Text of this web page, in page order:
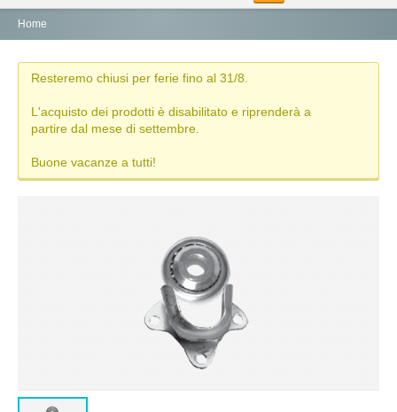
PRENDERE LE MISURE
TAPPARELLA IN PVC
TAPPARELLA IN ALLUMINIO
Home
Resteremo chiusi per ferie fino al 31/8.
L'acquisto dei prodotti è disabilitato e riprenderà a
partire dal mese di settembre.
Buone vacanze a tutti!